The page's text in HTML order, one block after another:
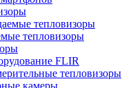
тепловизоры
тепловизоры
FLIR
тепловизоры
камеры